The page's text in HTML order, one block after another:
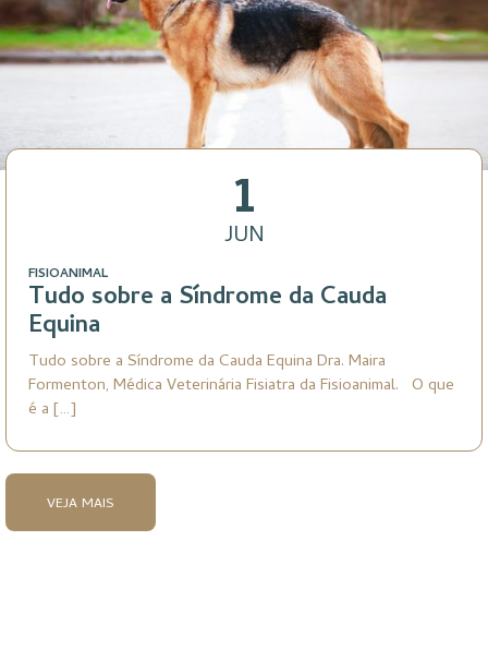
1
JUN
FISIOANIMAL
Tudo sobre a Síndrome da Cauda
Equina
Tudo sobre a Síndrome da Cauda Equina Dra. Maira
Formenton, Médica Veterinária Fisiatra da Fisioanimal. O que
é a […]
VEJA MAIS